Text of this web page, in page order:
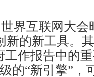
界互联网大
新的新工具。
工作报告中的
的“新引擎”，